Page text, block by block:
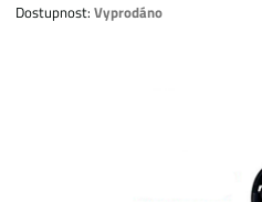
Dostupnost:Vyprodáno